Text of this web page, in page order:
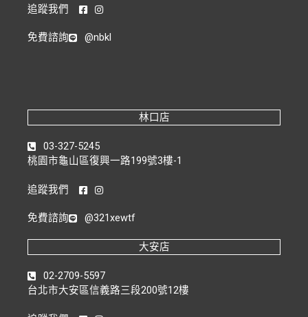
追蹤我們
免費諮詢 @nbkl
林口店
03-327-5245
桃園市龜山區復興一路199號3樓-1
追蹤我們
免費諮詢 @321xewtf
大安店
02-2709-5597
台北市大安區信義路三段200號12樓